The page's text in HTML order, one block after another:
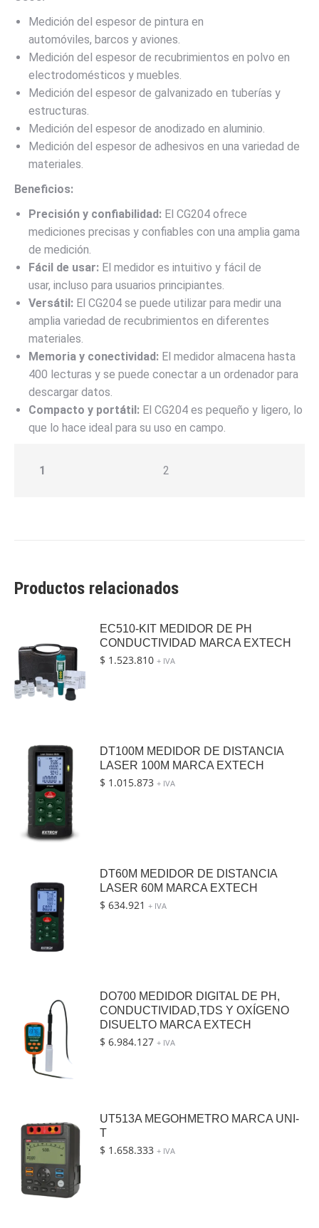
Medición del espesor de pintura en
automóviles, barcos y aviones.
Medición del espesor de recubrimientos en polvo en
electrodomésticos y muebles.
Medición del espesor de galvanizado en tuberías y
estructuras.
Medición del espesor de anodizado en aluminio.
Medición del espesor de adhesivos en una variedad de
materiales.
Beneficios:
Precisión y confiabilidad: El CG204 ofrece
mediciones precisas y confiables con una amplia gama
de medición.
Fácil de usar: El medidor es intuitivo y fácil de
usar, incluso para usuarios principiantes.
Versátil: El CG204 se puede utilizar para medir una
amplia variedad de recubrimientos en diferentes
materiales.
Memoria y conectividad: El medidor almacena hasta
400 lecturas y se puede conectar a un ordenador para
descargar datos.
Compacto y portátil: El CG204 es pequeño y ligero, lo
que lo hace ideal para su uso en campo.
1 2
Productos relacionados
EC510-KIT MEDIDOR DE PH
CONDUCTIVIDAD MARCA EXTECH
$ 1.523.810 + IVA
DT100M MEDIDOR DE DISTANCIA
LASER 100M MARCA EXTECH
$ 1.015.873 + IVA
DT60M MEDIDOR DE DISTANCIA
LASER 60M MARCA EXTECH
$ 634.921 + IVA
DO700 MEDIDOR DIGITAL DE PH,
CONDUCTIVIDAD,TDS Y OXÍGENO
DISUELTO MARCA EXTECH
$ 6.984.127 + IVA
UT513A MEGOHMETRO MARCA UNI-
T
$ 1.658.333 + IVA